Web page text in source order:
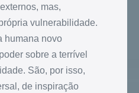
mas,
vulnerabilidade.
humana novo
sobre a terrível
São, por isso,
de inspiração